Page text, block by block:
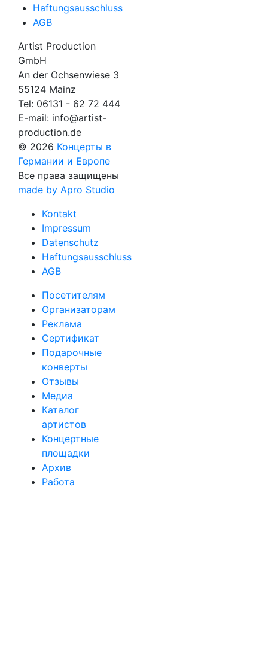
Haftungsausschluss
AGB
Artist Production
GmbH
An der Ochsenwiese 3
55124 Mainz
Tel: 06131 - 62 72 444
E-mail: info@artist-
production.de
© 2026 Концерты в
Германии и Европе
Все права защищены
made by Apro Studio
Kontakt
Impressum
Datenschutz
Haftungsausschluss
AGB
Посетителям
Организаторам
Реклама
Сертификат
Подарочные
конверты
Отзывы
Медиа
Каталог
артистов
Концертные
площадки
Архив
Работа